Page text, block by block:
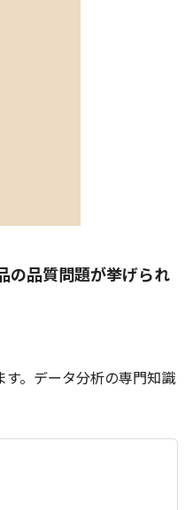
の品質問題が挙げられ
。データ分析の専門知識